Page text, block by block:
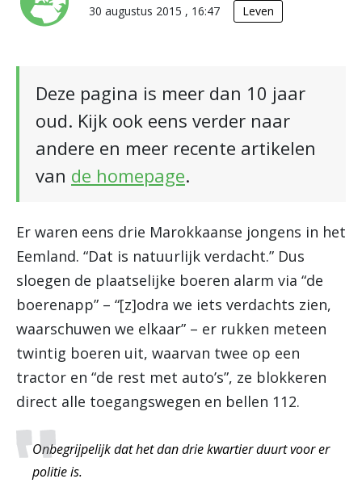
30 augustus 2015 , 16:47 Leven
Deze pagina is meer dan 10 jaar
oud. Kijk ook eens verder naar
andere en meer recente artikelen
van de homepage.
Er waren eens drie Marokkaanse jongens in het
Eemland. “Dat is natuurlijk verdacht.” Dus
sloegen de plaatselijke boeren alarm via “de
boerenapp” – “[z]odra we iets verdachts zien,
waarschuwen we elkaar” – er rukken meteen
twintig boeren uit, waarvan twee op een
tractor en “de rest met auto’s”, ze blokkeren
direct alle toegangswegen en bellen 112.
Onbegrijpelijk dat het dan drie kwartier duurt voor er
politie is.